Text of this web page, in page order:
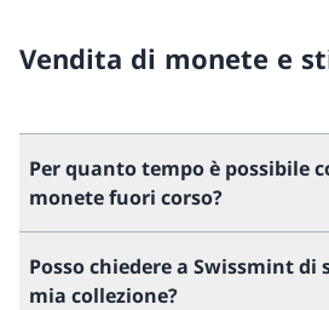
Vendita di monete e
Per quanto tempo è possibile
monete fuori corso?
Posso chiedere a Swissmint di
mia collezione?